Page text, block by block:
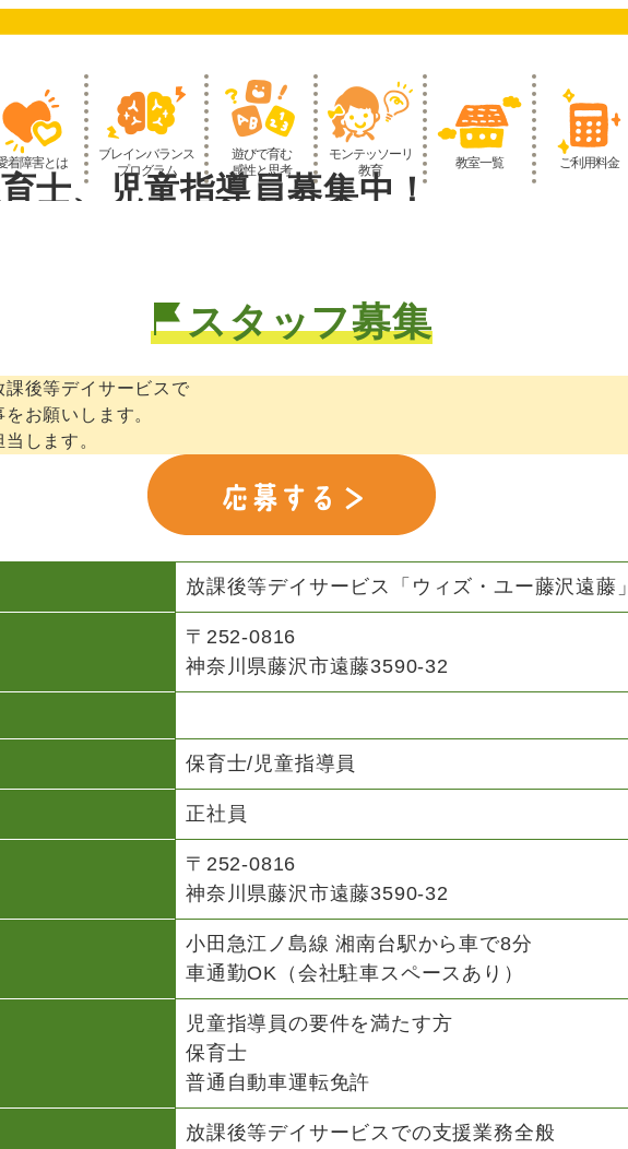
着障害とは
ブレインバランス
プログラム
遊びで育む
感性と思考
モンテッソーリ
教育
教室一覧 ご利用料金
士、児童指導員募集中！
スタッフ募集
後等デイサービスで
お願いします。
します。
放課後等デイサービス「ウィズ・ユー藤沢遠藤」
〒252-0816
神奈川県藤沢市遠藤3590-32
保育士/児童指導員
正社員
〒252-0816
神奈川県藤沢市遠藤3590-32
小田急江ノ島線 湘南台駅から車で8分
車通勤OK（会社駐車スペースあり）
児童指導員の要件を満たす方
保育士
普通自動車運転免許
放課後等デイサービスでの支援業務全般